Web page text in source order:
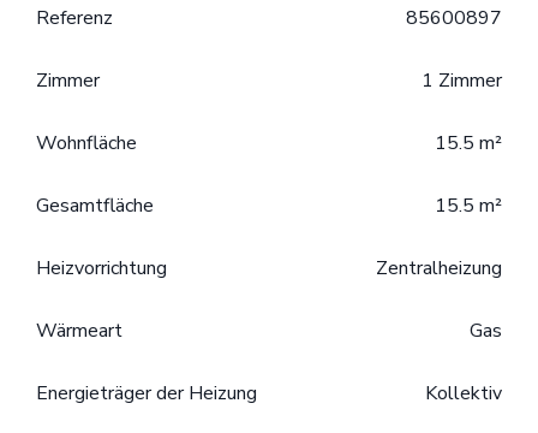
Referenz 85600897
Zimmer 1 Zimmer
Wohnfläche 15.5 m²
Gesamtfläche 15.5 m²
Heizvorrichtung Zentralheizung
Wärmeart Gas
Energieträger der Heizung Kollektiv